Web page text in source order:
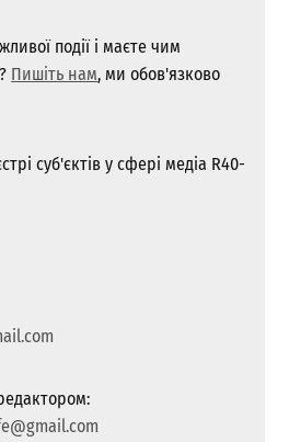
​​події і маєте чим
Пишіть нам, ми обов'язково
суб'єктів у сфері медіа R40-